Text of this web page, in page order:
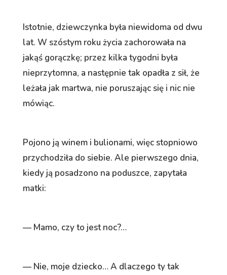
Istotnie, dziewczynka była niewidoma od dwu
lat. W szóstym roku życia zachorowała na
jakąś gorączkę; przez kilka tygodni była
nieprzytomna, a następnie tak opadła z sił, że
leżała jak martwa, nie poruszając się i nic nie
mówiąc.
Pojono ją winem i bulionami, więc stopniowo
przychodziła do siebie. Ale pierwszego dnia,
kiedy ją posadzono na poduszce, zapytała
matki:
— Mamo, czy to jest noc?…
— Nie, moje dziecko… A dlaczego ty tak